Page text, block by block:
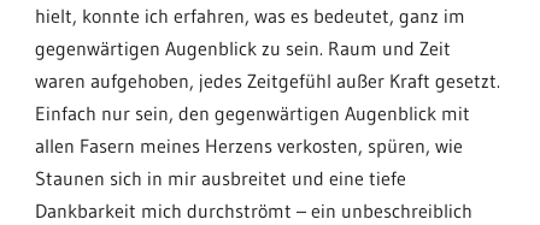
hielt, konnte ich erfahren, was es bedeutet, ganz im
gegenwärtigen Augenblick zu sein. Raum und Zeit
waren aufgehoben, jedes Zeitgefühl außer Kraft gesetzt.
Einfach nur sein, den gegenwärtigen Augenblick mit
allen Fasern meines Herzens verkosten, spüren, wie
Staunen sich in mir ausbreitet und eine tiefe
Dankbarkeit mich durchströmt – ein unbeschreiblich